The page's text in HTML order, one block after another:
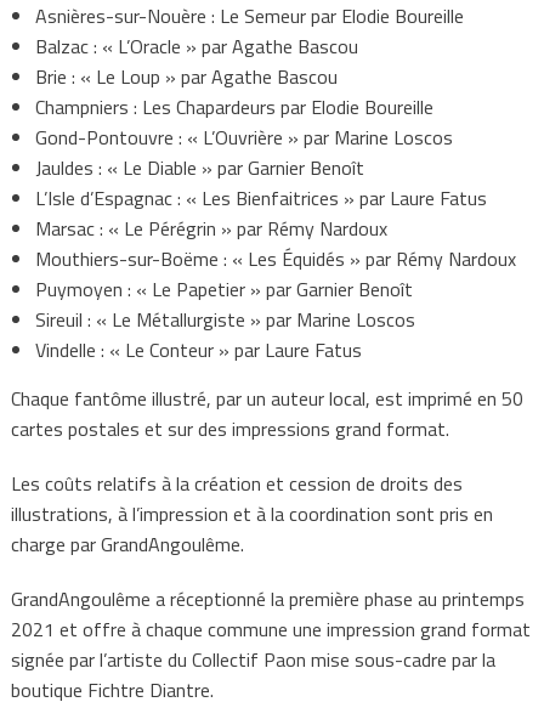
Asnières-sur-Nouère : Le Semeur par Elodie Boureille
Balzac : « L’Oracle » par Agathe Bascou
Brie : « Le Loup » par Agathe Bascou
Champniers : Les Chapardeurs par Elodie Boureille
Gond-Pontouvre : « L’Ouvrière » par Marine Loscos
Jauldes : « Le Diable » par Garnier Benoît
L’Isle d’Espagnac : « Les Bienfaitrices » par Laure Fatus
Marsac : « Le Pérégrin » par Rémy Nardoux
Mouthiers-sur-Boëme : « Les Équidés » par Rémy Nardoux
Puymoyen : « Le Papetier » par Garnier Benoît
Sireuil : « Le Métallurgiste » par Marine Loscos
Vindelle : « Le Conteur » par Laure Fatus
Chaque fantôme illustré, par un auteur local, est imprimé en 50
cartes postales et sur des impressions grand format.
Les coûts relatifs à la création et cession de droits des
illustrations, à l’impression et à la coordination sont pris en
charge par GrandAngoulême.
GrandAngoulême a réceptionné la première phase au printemps
2021 et offre à chaque commune une impression grand format
signée par l’artiste du Collectif Paon mise sous-cadre par la
boutique Fichtre Diantre.